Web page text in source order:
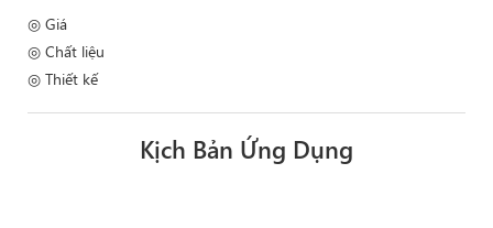
◎ Giá
◎ Chất liệu
◎ Thiết kế
Kịch Bản Ứng Dụng